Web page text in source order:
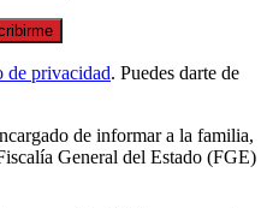
de privacidad. Puedes darte de
de informar a la familia,
General del Estado (FGE)